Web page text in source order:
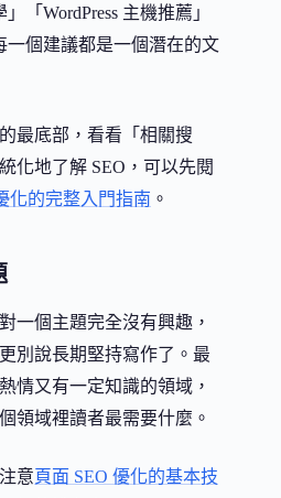
「WordPress 主機推薦」
一個建議都是一個潛在的文
最底部，看看「相關搜
化地了解 SEO，可以先閱
化的完整入門指南 。
一個主題完全沒有興趣，
別說長期堅持寫作了。最
情又有一定知識的領域，
領域裡讀者最需要什麼。
意頁面 SEO 優化的基本技